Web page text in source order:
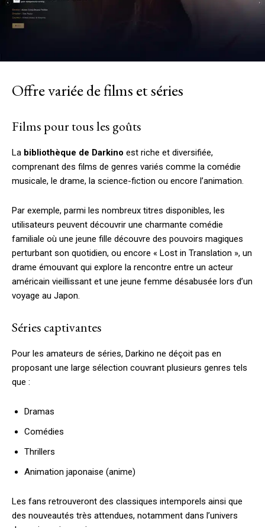
Offre variée de films et séries
Films pour tous les goûts
La bibliothèque de Darkino est riche et diversifiée,
comprenant des films de genres variés comme la comédie
musicale, le drame, la science-fiction ou encore l’animation.
Par exemple, parmi les nombreux titres disponibles, les
utilisateurs peuvent découvrir une charmante comédie
familiale où une jeune fille découvre des pouvoirs magiques
perturbant son quotidien, ou encore « Lost in Translation », un
drame émouvant qui explore la rencontre entre un acteur
américain vieillissant et une jeune femme désabusée lors d’un
voyage au Japon.
Séries captivantes
Pour les amateurs de séries, Darkino ne déçoit pas en
proposant une large sélection couvrant plusieurs genres tels
que :
Dramas
Comédies
Thrillers
Animation japonaise (anime)
Les fans retrouveront des classiques intemporels ainsi que
des nouveautés très attendues, notamment dans l’univers